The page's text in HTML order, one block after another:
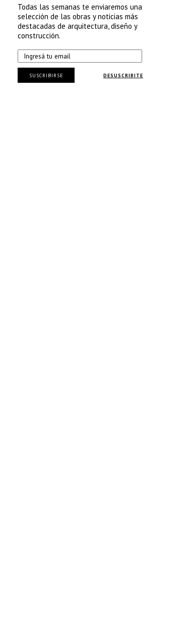
Todas las semanas te enviaremos una
selección de las obras y noticias más
destacadas de arquitectura, diseño y
construcción.
DESUSCRIBITE
SUSCRIBIRSE